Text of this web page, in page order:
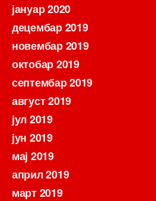
јануар 2020
децембар 2019
новембар 2019
октобар 2019
септембар 2019
август 2019
јул 2019
јун 2019
мај 2019
април 2019
март 2019